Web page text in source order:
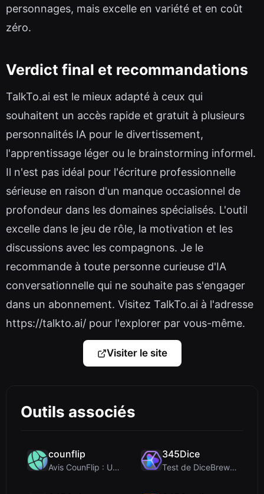
personnages, mais excelle en variété et en coût
zéro.
Verdict final et recommandations
TalkTo.ai est le mieux adapté à ceux qui
souhaitent un accès rapide et gratuit à plusieurs
personnalités IA pour le divertissement,
l'apprentissage léger ou le brainstorming informel.
Il n'est pas idéal pour l'écriture professionnelle
sérieuse en raison d'un manque occasionnel de
profondeur dans les domaines spécialisés. L'outil
excelle dans le jeu de rôle, la motivation et les
discussions avec les compagnons. Je le
recommande à toute personne curieuse d'IA
conversationnelle qui ne souhaite pas s'engager
dans un abonnement. Visitez TalkTo.ai à l'adresse
https://talkto.ai/ pour l'explorer par vous-même.
Visiter le site
Outils associés
counflip
Avis CounFlip : Un outil simple de lancer de pièce...
345Dice
Test de DiceBrew : un lanceur de dés 3D respectueu...